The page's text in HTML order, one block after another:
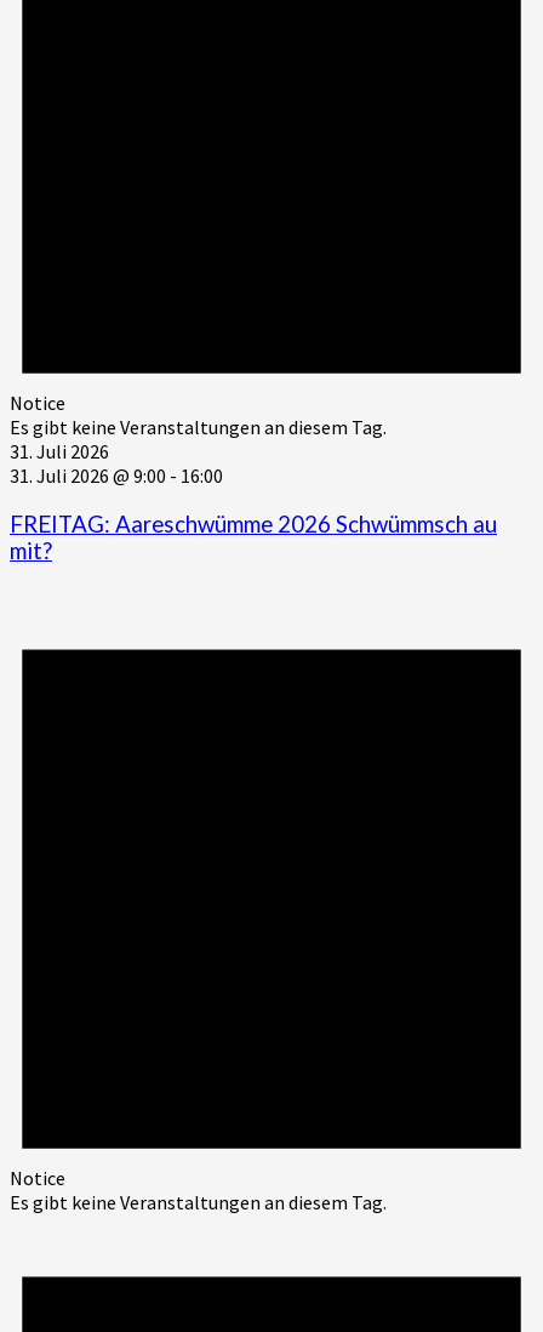
Notice
Es gibt keine Veranstaltungen an diesem Tag.
31. Juli 2026
31. Juli 2026 @ 9:00 - 16:00
FREITAG: Aareschwümme 2026 Schwümmsch au
mit?
Notice
Es gibt keine Veranstaltungen an diesem Tag.